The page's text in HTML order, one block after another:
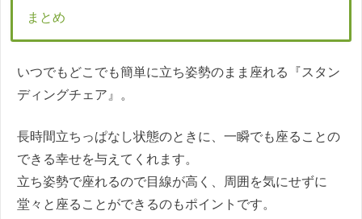
まとめ
いつでもどこでも簡単に立ち姿勢のまま座れる『スタン
ディングチェア』。
長時間立ちっぱなし状態のときに、一瞬でも座ることの
できる幸せを与えてくれます。
立ち姿勢で座れるので目線が高く、周囲を気にせずに
堂々と座ることができるのもポイントです。